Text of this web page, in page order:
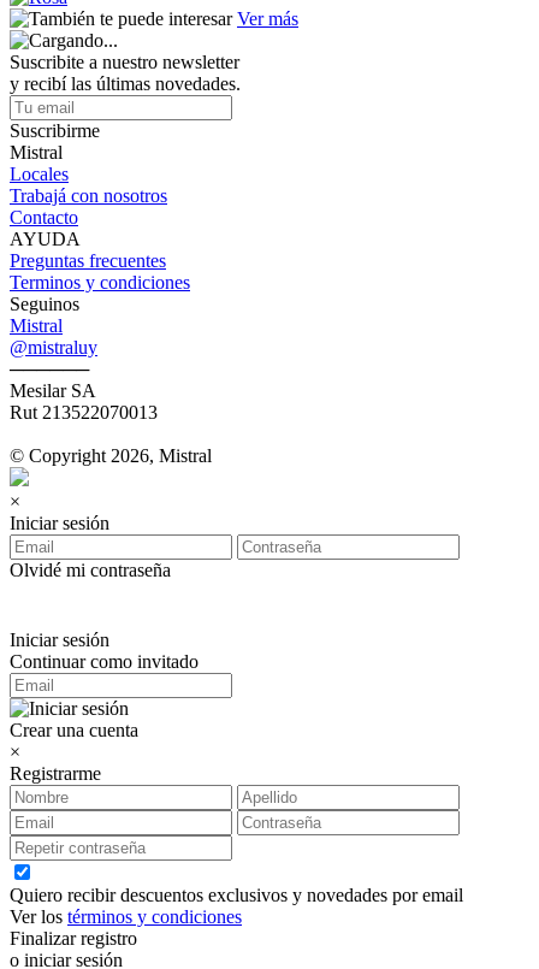
Ver más
Suscribite a nuestro newsletter
y recibí las últimas novedades.
Suscribirme
Mistral
Locales
Trabajá con nosotros
Contacto
AYUDA
Preguntas frecuentes
Terminos y condiciones
Seguinos
Mistral
@mistraluy
──────
Mesilar SA
Rut 213522070013
© Copyright 2026, Mistral
×
Iniciar sesión
Olvidé mi contraseña
Iniciar sesión
Continuar como invitado
Crear una cuenta
×
Registrarme
Quiero recibir descuentos exclusivos y novedades por email
Ver los términos y condiciones
Finalizar registro
o iniciar sesión